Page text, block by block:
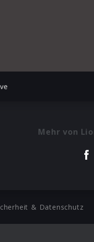
Mehr von
& Datenschutz